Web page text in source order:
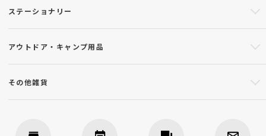
ステーショナリー
アウトドア・キャンプ用品
その他雑貨